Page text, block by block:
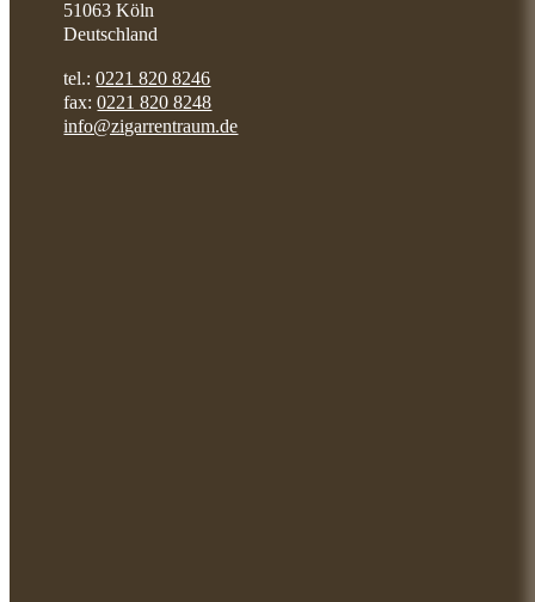
51063 Köln
Deutschland
tel.:0221 820 8246
fax:0221 820 8248
info@zigarrentraum.de